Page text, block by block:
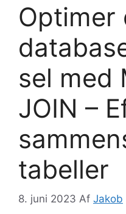
Optimer
sel med
JOIN –
tabeller
8. juni 2023 Af Jakob